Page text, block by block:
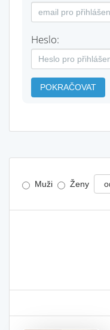
Heslo:
POKRAČOVAT
Muži Ženy